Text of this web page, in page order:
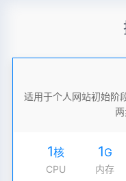
适用于个人网站初始阶
1核
CPU
1G
内存